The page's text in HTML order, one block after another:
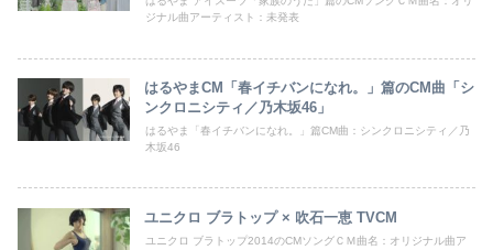
ジナル曲アーティスト：未発表
はるやまCM「春イチバンになれ。」篇のCM曲「シ
ンクロニシティ／乃木坂46」
はるやま「春イチバンになれ。」篇CM曲：シンクロニシティ／乃
木坂46
ユニクロ ブラトップ × 吹石一恵 TVCM
ユニクロ ブラトップ2014のCMソングＣＭ曲名：オリジナル曲ア